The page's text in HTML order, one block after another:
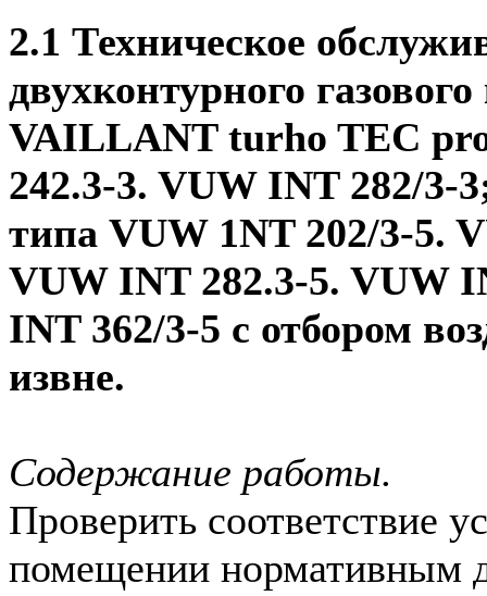
2.1 Техническое
двухконтурного
VAILLANT turho TEC
242.3-3. VUW INT 282/3-
типа VUW 1NT 202/3-5.
VUW INT 282.3-5. VUW
INT 362/3-5 с отбором
извне.
Содержание работы.
Проверить соответствие
помещении нормативным